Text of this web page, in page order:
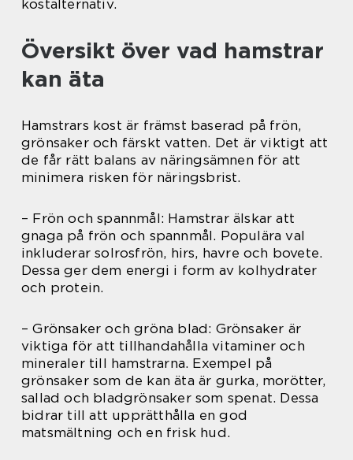
kostalternativ.
Översikt över vad hamstrar
kan äta
Hamstrars kost är främst baserad på frön,
grönsaker och färskt vatten. Det är viktigt att
de får rätt balans av näringsämnen för att
minimera risken för näringsbrist.
– Frön och spannmål: Hamstrar älskar att
gnaga på frön och spannmål. Populära val
inkluderar solrosfrön, hirs, havre och bovete.
Dessa ger dem energi i form av kolhydrater
och protein.
– Grönsaker och gröna blad: Grönsaker är
viktiga för att tillhandahålla vitaminer och
mineraler till hamstrarna. Exempel på
grönsaker som de kan äta är gurka, morötter,
sallad och bladgrönsaker som spenat. Dessa
bidrar till att upprätthålla en god
matsmältning och en frisk hud.